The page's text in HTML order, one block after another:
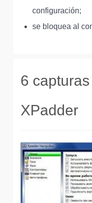
configuración;
se bloquea al
6
XPadder